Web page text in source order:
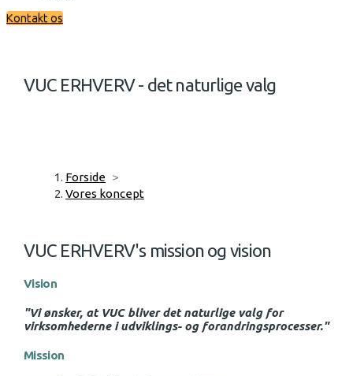
Kontakt os
VUC ERHVERV - det naturlige valg
Forside >
Vores koncept
VUC ERHVERV's mission og vision
Vision
"Vi ønsker, at VUC bliver det naturlige valg for
virksomhederne i udviklings- og forandringsprocesser."
Mission